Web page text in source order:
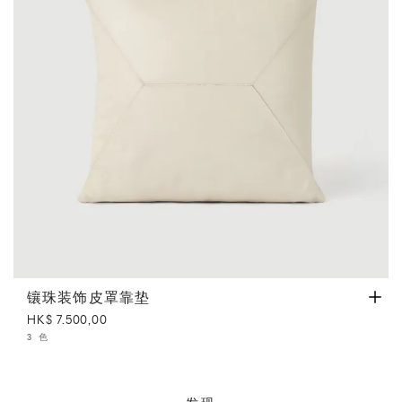
镶珠装饰皮罩靠垫 象牙色
镶珠装饰皮罩靠垫
HK$ 7.500,00
3 色